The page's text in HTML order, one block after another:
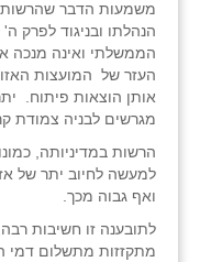
הנהלתו ובניגוד לפרק
הממשלתי ואינה מנכה
העזר של המועצות
אותן הוצאות פיתוח.
מגרשים לבניה צמודת
הרשות במדיניותה,
למעשה לחיוב יתר של
ואף גבוה מכך.
לתובענה זו חשיבות
מתקזזות מתשלום דמי